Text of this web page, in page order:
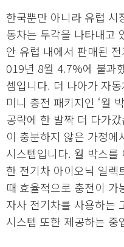
한국뿐만 아니라 유럽 시
동차는 두각을 나타내고
안 유럽 내에서 판매된
019년 8월 4.7%에 불과
셈입니다. 더 나아가 자
미니 충전 패키지인 ‘월
공략에 한 발짝 더 다가
이 충분하지 않은 가정에
시스템입니다. 월 박스를
한 전기차 아이오닉 일렉
때 효율적으로 충전이
자사 전기차를 사용하는
시스템 또한 제공하는 중